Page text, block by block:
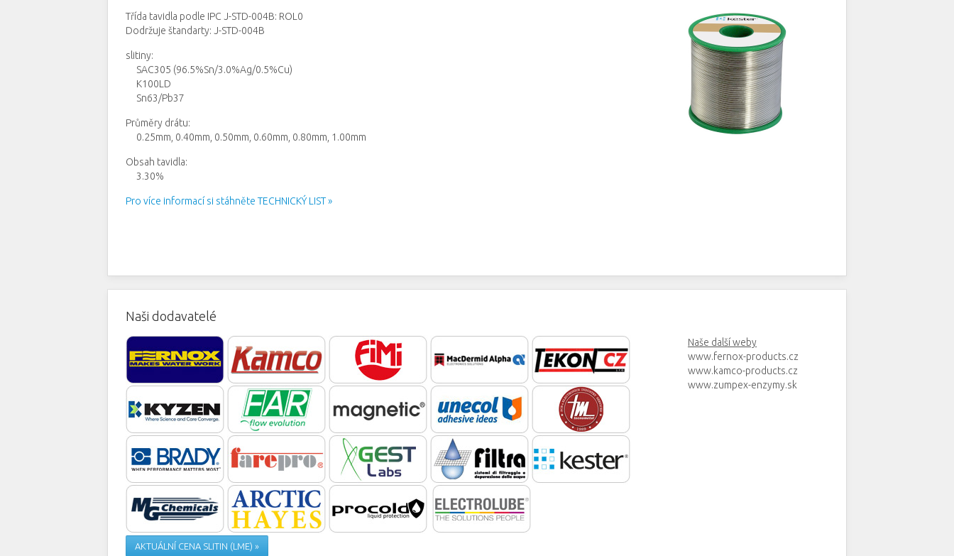
Třída tavidla podle IPC J-STD-004B: ROL0
Dodržuje štandarty: J-STD-004B
slitiny:
SAC305 (96.5%Sn/3.0%Ag/0.5%Cu)
K100LD
Sn63/Pb37
Průměry drátu:
0.25mm, 0.40mm, 0.50mm, 0.60mm, 0.80mm, 1.00mm
Obsah tavidla:
3.30%
Pro více informací si stáhněte TECHNICKÝ LIST »
Naši dodavatelé
Naše další weby
www.fernox-products.cz
www.kamco-products.cz
www.zumpex-enzymy.sk
AKTUÁLNÍ CENA SLITIN (LME) »